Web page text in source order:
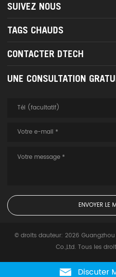
SUIVEZ NOUS
TAGS CHAUDS
CONTACTER DTECH
UNE CONSULTATION
© droits dauteur: 2026
Co.,Ltd. Tous les
Discuter